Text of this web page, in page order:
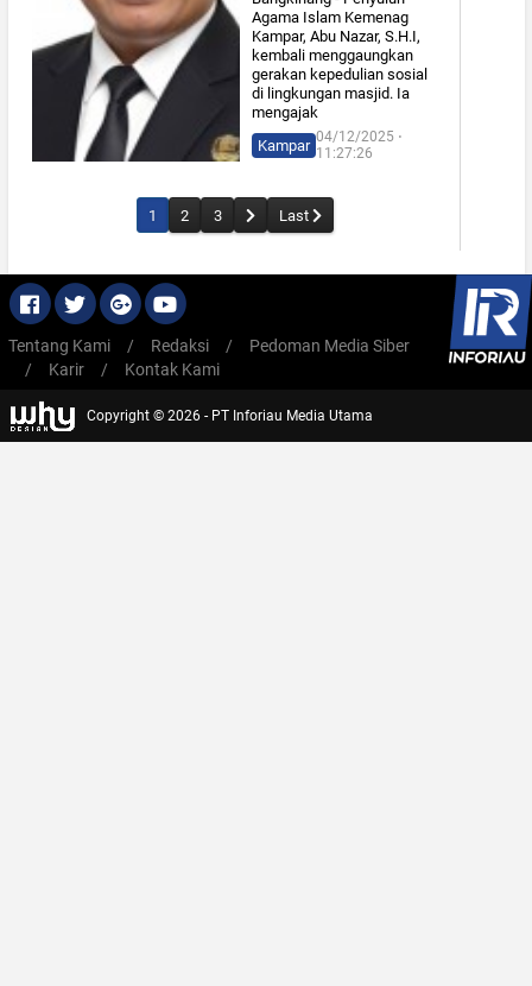
Agama Islam Kemenag
Kampar, Abu Nazar, S.H.I,
kembali menggaungkan
gerakan kepedulian sosial
di lingkungan masjid. Ia
mengajak
Kampar 04/12/2025 ⋅
11:27:26
1 2 3 Last
Tentang Kami / Redaksi /
Pedoman Media Siber
/
Karir / Kontak Kami
Copyright © 2026 - PT Inforiau Media Utama